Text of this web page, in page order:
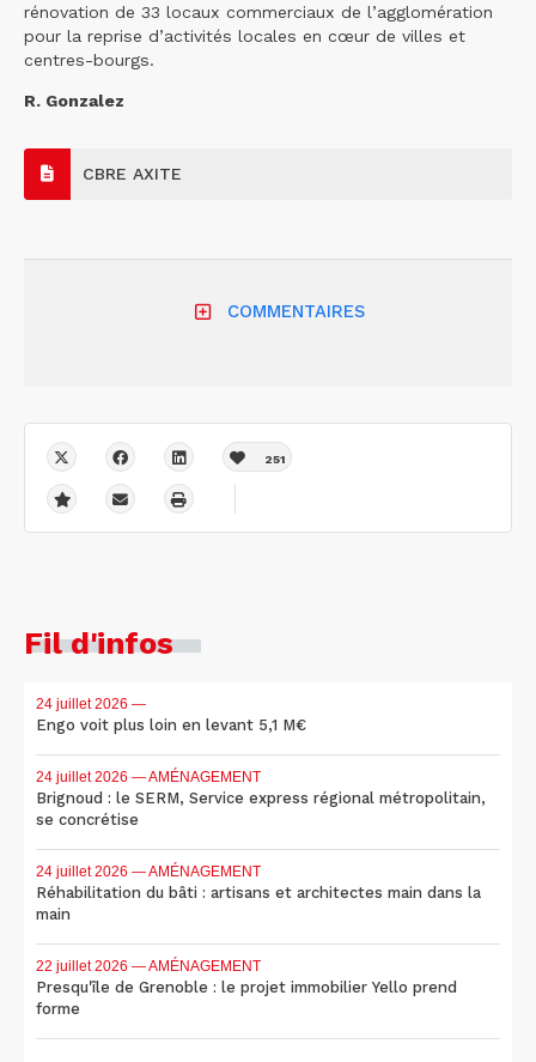
rénovation de 33 locaux commerciaux de l’agglomération
pour la reprise d’activités locales en cœur de villes et
centres-bourgs.
R. Gonzalez
CBRE AXITE
COMMENTAIRES
251
Fil d'infos
24 juillet 2026 —
Engo voit plus loin en levant 5,1 M€
24 juillet 2026 — AMÉNAGEMENT
Brignoud : le SERM, Service express régional métropolitain,
se concrétise
24 juillet 2026 — AMÉNAGEMENT
Réhabilitation du bâti : artisans et architectes main dans la
main
22 juillet 2026 — AMÉNAGEMENT
Presqu'île de Grenoble : le projet immobilier Yello prend
forme